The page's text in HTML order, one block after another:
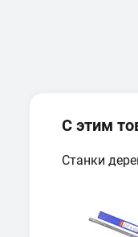
С этим
Станки